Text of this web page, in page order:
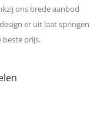
ons brede aanbod
er uit laat springen
prijs.